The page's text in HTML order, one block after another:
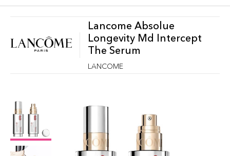
Lancome Absolue
Longevity Md Intercept
The Serum
LANCOME